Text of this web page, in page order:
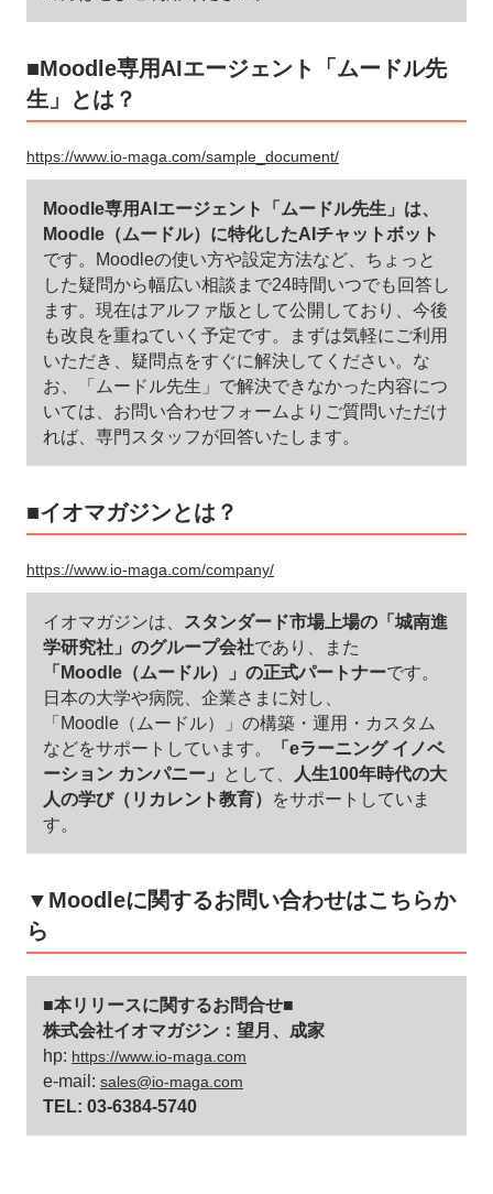
■Moodle専用AIエージェント「ムードル先
生」とは？
https://www.io-maga.com/sample_document/
Moodle専用AIエージェント「ムードル先生」は、
Moodle（ムードル）に特化したAIチャットボット
です。Moodleの使い方や設定方法など、ちょっと
した疑問から幅広い相談まで24時間いつでも回答し
ます。現在はアルファ版として公開しており、今後
も改良を重ねていく予定です。まずは気軽にご利用
いただき、疑問点をすぐに解決してください。な
お、「ムードル先生」で解決できなかった内容につ
いては、お問い合わせフォームよりご質問いただけ
れば、専門スタッフが回答いたします。
■イオマガジンとは？
https://www.io-maga.com/company/
イオマガジンは、
スタンダード市場上場の「城南進
学研究社」のグループ会社であり、また
「Moodle（ムードル）」の正式パートナーです。
日本の大学や病院、企業さまに対し、
「Moodle（ムードル）」の構築・運用・カスタム
などをサポートしています。
「eラーニング イノベ
ーション カンパニー」
として、
人生100年時代の大
人の学び（リカレント教育）
をサポートしていま
す。
▼Moodleに関するお問い合わせはこちらか
ら
■本リリースに関するお問合せ■
株式会社イオマガジン：望月、成家
hp: https://www.io-maga.com
e-mail: sales@io-maga.com
TEL: 03-6384-5740